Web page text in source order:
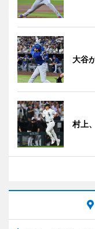
大谷
村上